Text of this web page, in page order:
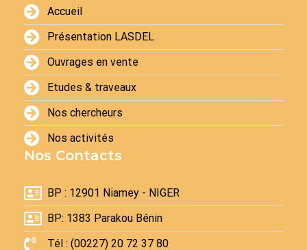
Accueil
Présentation LASDEL
Ouvrages en vente
Etudes & traveaux
Nos chercheurs
Nos activités
Nos Contacts
BP : 12901 Niamey - NIGER
BP: 1383 Parakou Bénin
Tél : (00227) 20 72 37 80